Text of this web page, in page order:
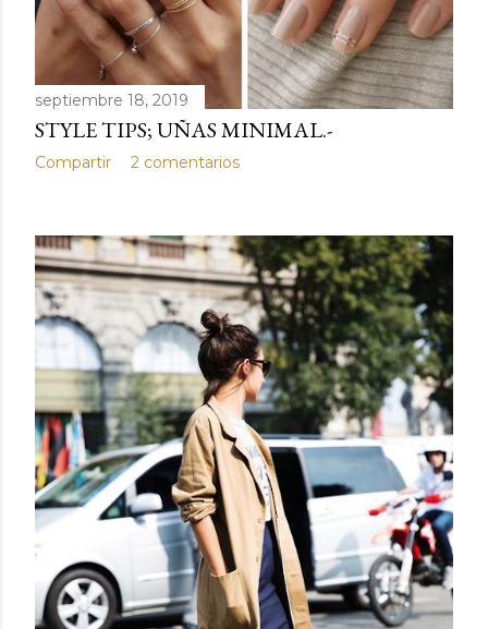
septiembre 18, 2019
STYLE TIPS; UÑAS MINIMAL.-
Compartir 2 comentarios